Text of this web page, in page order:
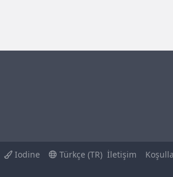
Iodine Türkçe (TR) İletişim